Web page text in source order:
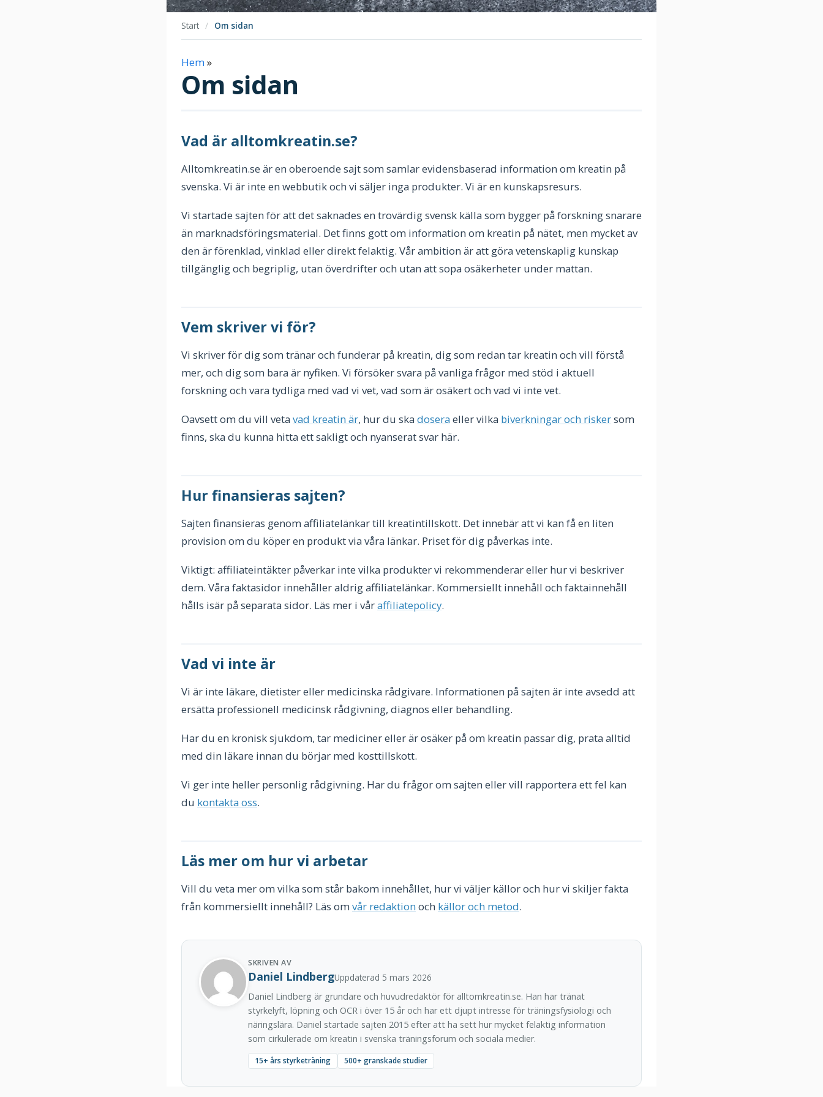
Start / Om sidan
Hem»
Om sidan
Vad är alltomkreatin.se?
Alltomkreatin.se är en oberoende sajt som samlar evidensbaserad information om kreatin på
svenska. Vi är inte en webbutik och vi säljer inga produkter. Vi är en kunskapsresurs.
Vi startade sajten för att det saknades en trovärdig svensk källa som bygger på forskning snarare
än marknadsföringsmaterial. Det finns gott om information om kreatin på nätet, men mycket av
den är förenklad, vinklad eller direkt felaktig. Vår ambition är att göra vetenskaplig kunskap
tillgänglig och begriplig, utan överdrifter och utan att sopa osäkerheter under mattan.
Vem skriver vi för?
Vi skriver för dig som tränar och funderar på kreatin, dig som redan tar kreatin och vill förstå
mer, och dig som bara är nyfiken. Vi försöker svara på vanliga frågor med stöd i aktuell
forskning och vara tydliga med vad vi vet, vad som är osäkert och vad vi inte vet.
Oavsett om du vill vetavad kreatin är, hur du skadoseraeller vilka biverkningar och riskersom
finns, ska du kunna hitta ett sakligt och nyanserat svar här.
Hur finansieras sajten?
Sajten finansieras genom affiliatelänkar till kreatintillskott. Det innebär att vi kan få en liten
provision om du köper en produkt via våra länkar. Priset för dig påverkas inte.
Viktigt: affiliateintäkter påverkar inte vilka produkter vi rekommenderar eller hur vi beskriver
dem. Våra faktasidor innehåller aldrig affiliatelänkar. Kommersiellt innehåll och faktainnehåll
hålls isär på separata sidor. Läs mer i våraffiliatepolicy.
Vad vi inte är
Vi är inte läkare, dietister eller medicinska rådgivare. Informationen på sajten är inte avsedd att
ersätta professionell medicinsk rådgivning, diagnos eller behandling.
Har du en kronisk sjukdom, tar mediciner eller är osäker på om kreatin passar dig, prata alltid
med din läkare innan du börjar med kosttillskott.
Vi ger inte heller personlig rådgivning. Har du frågor om sajten eller vill rapportera ett fel kan
du kontakta oss.
Läs mer om hur vi arbetar
Vill du veta mer om vilka som står bakom innehållet, hur vi väljer källor och hur vi skiljer fakta
från kommersiellt innehåll? Läs omvår redaktionoch källor och metod.
SKRIVEN AV
Daniel LindbergUppdaterad 5 mars 2026
Daniel Lindberg är grundare och huvudredaktör för alltomkreatin.se. Han har tränat
styrkelyft, löpning och OCR i över 15 år och har ett djupt intresse för träningsfysiologi och
näringslära. Daniel startade sajten 2015 efter att ha sett hur mycket felaktig information
som cirkulerade om kreatin i svenska träningsforum och sociala medier.
15+ års styrketräning 500+ granskade studier